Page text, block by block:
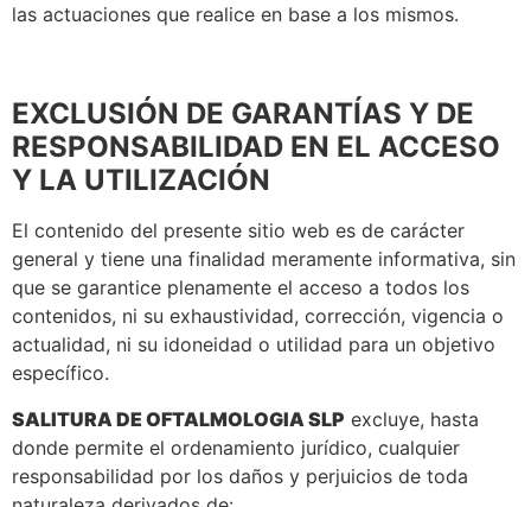
las actuaciones que realice en base a los mismos.
EXCLUSIÓN DE GARANTÍAS Y DE
RESPONSABILIDAD EN EL ACCESO
Y LA UTILIZACIÓN
El contenido del presente sitio web es de carácter
general y tiene una finalidad meramente informativa, sin
que se garantice plenamente el acceso a todos los
contenidos, ni su exhaustividad, corrección, vigencia o
actualidad, ni su idoneidad o utilidad para un objetivo
específico.
SALITURA DE OFTALMOLOGIA SLP excluye, hasta
donde permite el ordenamiento jurídico, cualquier
responsabilidad por los daños y perjuicios de toda